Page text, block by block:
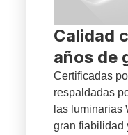
Calidad
años de
Certificadas
respaldadas
las luminarias
gran fiabilidad